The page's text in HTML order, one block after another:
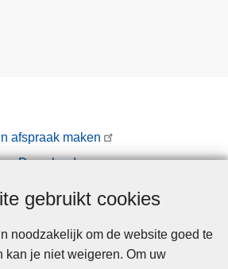
gebruikt cookies
noodzakelijk om de website goed te
kan je niet weigeren. Om uw
afspraak maken
Downloads